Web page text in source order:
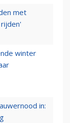
met
winter
in: